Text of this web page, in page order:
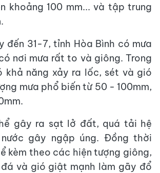
khoảng 100 mm... và tập trung
đến 31-7, tỉnh Hòa Bình có mưa
nơi mưa rất to và giông. Trong
khả năng xảy ra lốc, sét và gió
mưa phổ biến từ 50 - 100mm,
gây ra sạt lở đất, quá tải hệ
gây ngập úng. Đồng thời
kèm theo các hiện tượng giông,
và gió giật mạnh làm gãy đổ